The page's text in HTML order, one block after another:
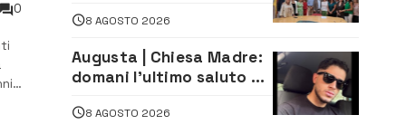
0
di Sanità pubblica,
Matteliano al Servizio
Legale
8 AGOSTO 2026
Augusta | Chiesa Madre:
domani l’ultimo saluto ad
morto in un incidente
8 AGOSTO 2026